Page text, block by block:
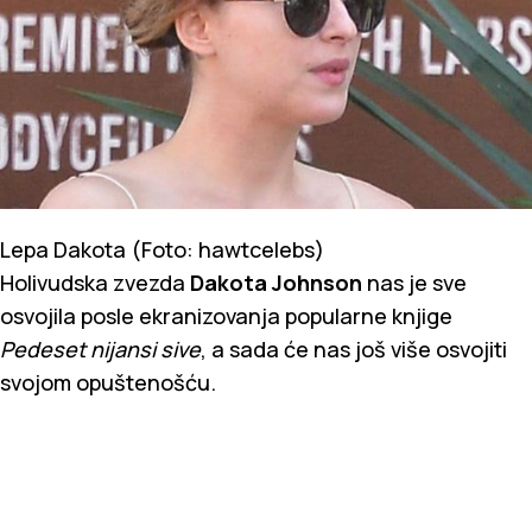
Lepa Dakota (Foto: hawtcelebs)
Holivudska zvezda Dakota Johnson nas je sve
osvojila posle ekranizovanja popularne knjige
Pedeset nijansi sive, a sada će nas još više osvojiti
svojom opuštenošću.